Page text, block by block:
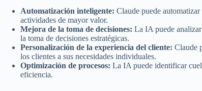
Automatización inteligente: Claude puede
actividades de mayor valor.
Mejora de la toma de decisiones: La IA puede
la toma de decisiones estratégicas.
Personalización de la experiencia del cliente: Claude
los clientes a sus necesidades individuales.
Optimización de procesos: La IA puede identificar
eficiencia.